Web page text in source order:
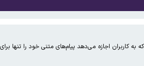
کوبا
کاربران اجازه می‌دهد پیام‌های متنی خود را تنها